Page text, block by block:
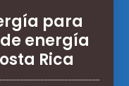
para
energía
Rica